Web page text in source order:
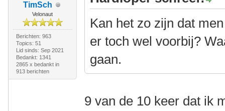
TimSch
Velonaut
Berichten: 963
Topics: 51
Lid sinds: Sep 2021
Bedankt: 1341
2865 x bedankt in
913 berichten
Kan het zo zijn dat
er toch wel voorbij?
gaan.
9 van de 10 keer dat ik